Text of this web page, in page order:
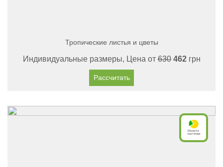
Тропические листья и цветы
Индивидуальные размеры, Цена от630 462грн
Рассчитать